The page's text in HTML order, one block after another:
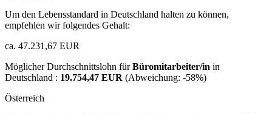
Um den Lebensstandard in Deutschland halten zu können,
empfehlen wir folgendes Gehalt:
ca. 47.231,67 EUR
Möglicher Durchschnittslohn fürBüromitarbeiter/in in
Deutschland : 19.754,47 EUR (Abweichung: -58%)
Österreich